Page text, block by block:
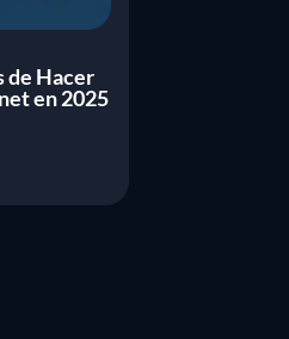
de Hacer
en 2025